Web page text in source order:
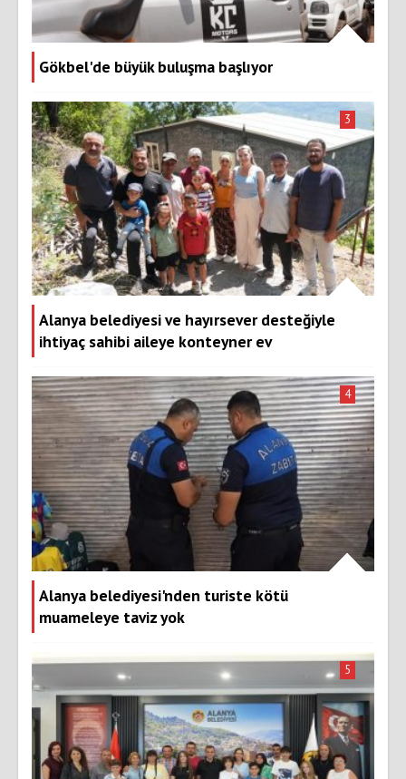
Gökbel'de büyük buluşma başlıyor
Alanya belediyesi ve hayırsever desteğiyle
ihtiyaç sahibi aileye konteyner ev
3
Alanya belediyesi'nden turiste kötü
muameleye taviz yok
4
5